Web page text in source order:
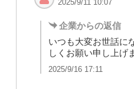
2025/9/11 10:07
企業からの返信
いつも大変お世話に
しくお願い申し上げ
2025/9/16 17:11